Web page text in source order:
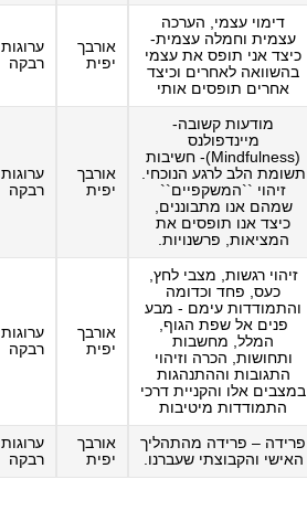
דימוי עצמי, הערכה
עצמית וחמלה עצמית-
כיצד אני תופס את עצמי
בהשוואה לאחרים וכיצד
אחרים תופסים אותי
אורבך
יפית
ערוגות
רבקה
מודעות קשובה-
מיינדפולנס
(Mindfulness)- חשיבות
תשומת הלב לרגע הנוכחי.
זיהוי ``המשקפיים``
שמהם אנו מתבוננים,
כיצד אנו תופסים את
המציאות, פרשנויות.
אורבך
יפית
ערוגות
רבקה
זיהוי רגשות, מצבי לחץ,
כעס, פחד וכדומה
והתמודדות עימם - מבע
פנים אל שפת הגוף,
המלל, מחשבות
ותחושות, הכרה וזיהוי
התגובות וההתנהגות
במצבים אלו והקניית דרכי
התמודדות מיטיבות
אורבך
יפית
ערוגות
רבקה
פרידה – פרידה מהתהליך
האישי והקבוצתי שעברנו.
אורבך
יפית
ערוגות
רבקה